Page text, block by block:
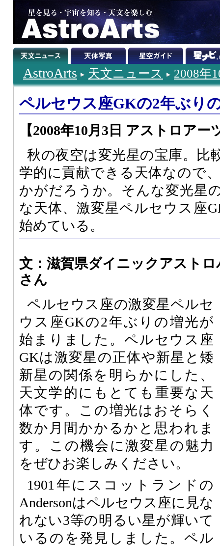
AstroArts 天文ニュース 2008年
ペルセウス座GKの2年ぶり
【2008年10月3日 アストロアー
秋の夜空は変光星の宝庫。比
学的に貢献できる天体なので
かがだろうか。そんな変光星
な天体、激変星ペルセウス座
始めている。
文：滋賀県ダイニックアスト
さん
ペルセウス座の激変星ペルセ
ウス座GKの2年ぶりの増光が
始まりました。ペルセウス座
GKは激変星の正体や新星と矮
新星の関係を明らかにした、
天文学的にもとても重要な天
体です。この増光はおそらく
数か月間かかるかと思われま
す。この機会に激変星の魅力
をぜひお楽しみください。
1901年にスコットランドの
Andersonはペルセウス座に見な
れない3等の明るい星が輝いて
いるのを発見しました。ペル